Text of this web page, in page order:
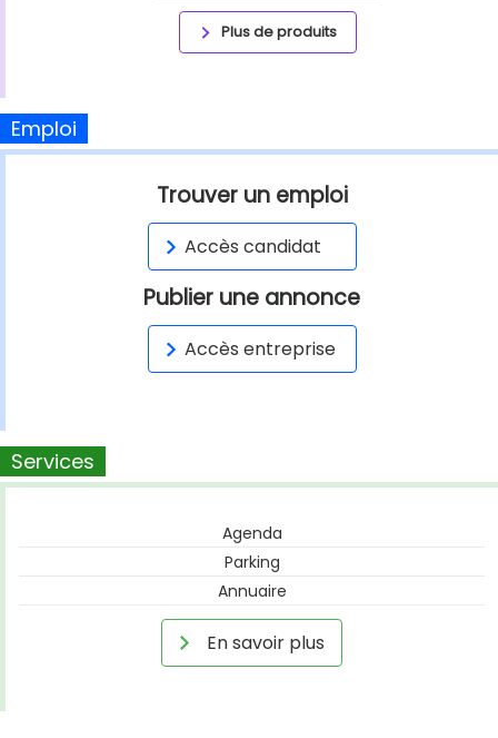
Plus de produits
Emploi
Trouver un emploi
Accès candidat
Publier une annonce
Accès entreprise
Services
Agenda
Parking
Annuaire
En savoir plus